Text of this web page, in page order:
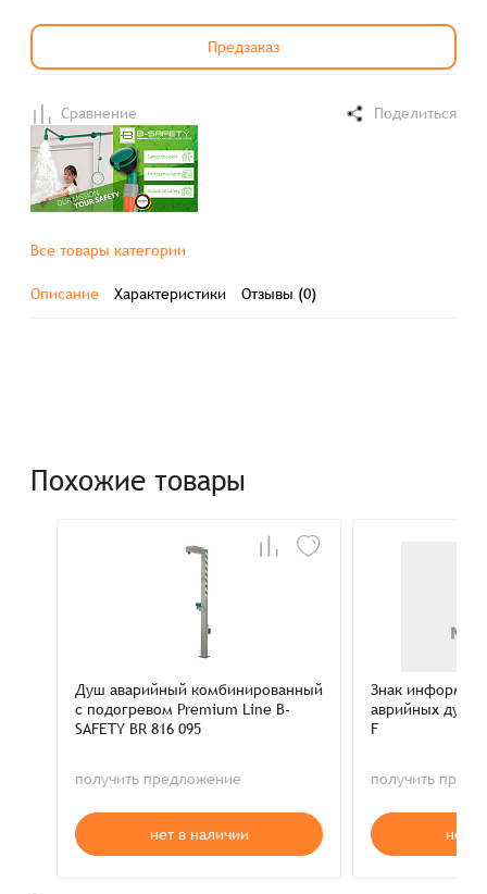
Предзаказ
Сравнение Поделиться
Все товары категории
Описание Характеристики Отзывы (0)
Похожие товары
Душ аварийный комбинированный
с подогревом Premium Line B-
SAFETY BR 816 095
получить предложение
нет в наличии
Знак
аврийных душей
F
получить
нет в